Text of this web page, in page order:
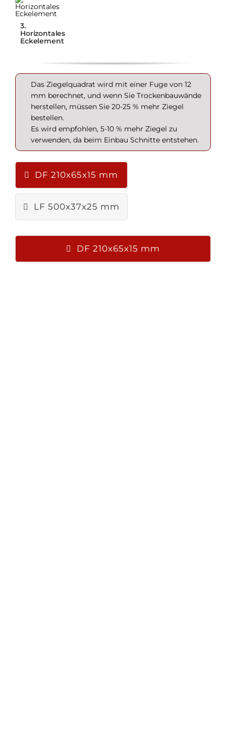
3.
Horizontales
Eckelement
Das Ziegelquadrat wird mit einer Fuge von 12
mm berechnet, und wenn Sie Trockenbauwände
herstellen, müssen Sie 20-25 % mehr Ziegel
bestellen.
Es wird empfohlen, 5-10 % mehr Ziegel zu
verwenden, da beim Einbau Schnitte entstehen.
DF 210x65x15 mm
LF 500x37x25 mm
DF 210x65x15 mm